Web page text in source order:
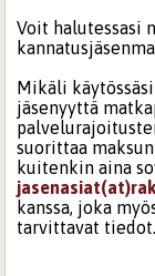
Voit halutessasi
Mikäli
jäsenyyttä
suorittaa
kuitenkin aina
kanssa, joka
tarvittavat tiedot.